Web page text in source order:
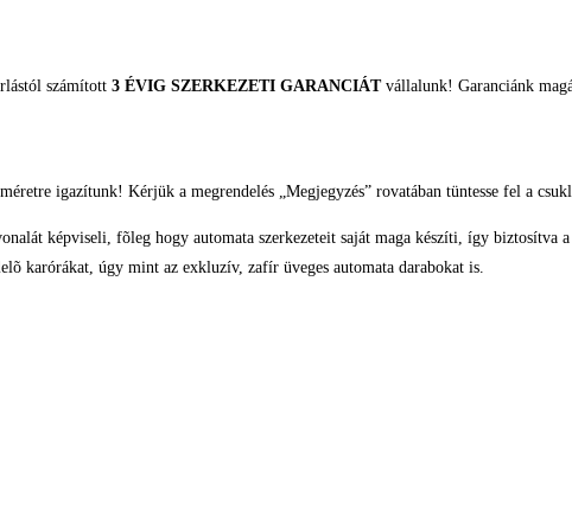
számított 3 ÉVIG SZERKEZETI GARANCIÁTvállalunk! Garanciánk
méretre igazítunk! Kérjük a megrendelés „Megjegyzés” rovatában tüntesse fel a
képviseli, fõleg hogy automata szerkezeteit saját maga készíti, így
karórákat, úgy mint az exkluzív, zafír üveges automata darabokat is.